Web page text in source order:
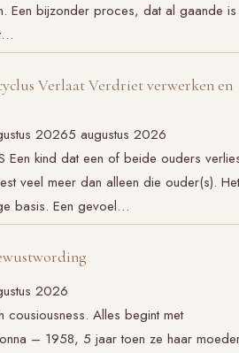
Een bijzonder proces, dat al gaande is
Verlaat Verdriet verwerken en
20265 augustus 2026
Een kind dat een of beide ouders
veel meer dan alleen die ouder(s). Het
basis. Een gevoel…
2026
cousiousness. Alles begint met
– 1958, 5 jaar toen ze haar